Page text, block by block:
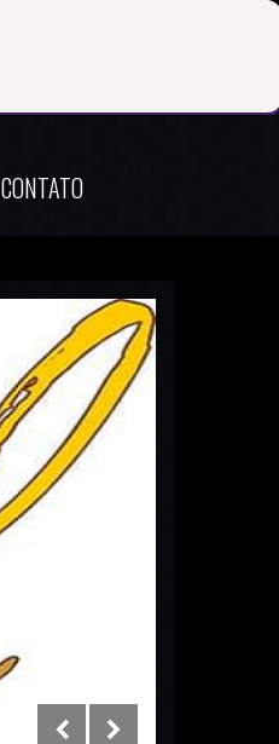
CONTATO